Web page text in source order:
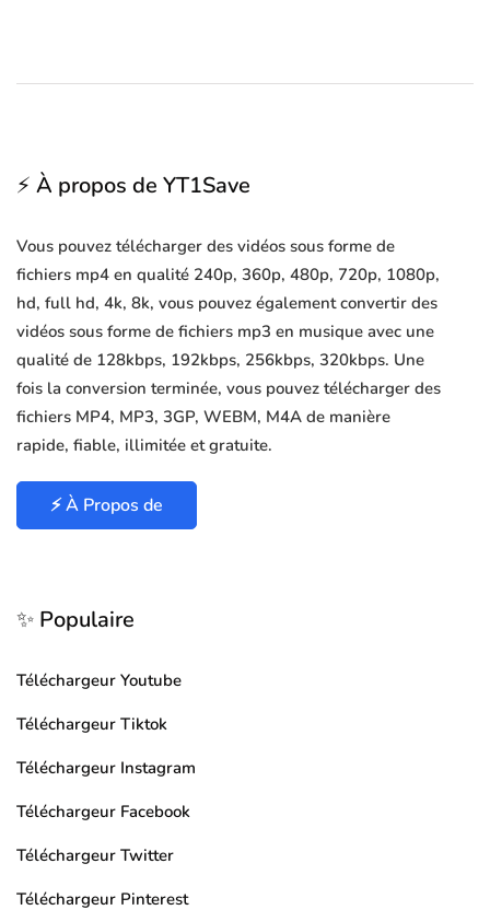
⚡ À propos de YT1Save
Vous pouvez télécharger des vidéos sous forme de
fichiers mp4 en qualité 240p, 360p, 480p, 720p, 1080p,
hd, full hd, 4k, 8k, vous pouvez également convertir des
vidéos sous forme de fichiers mp3 en musique avec une
qualité de 128kbps, 192kbps, 256kbps, 320kbps. Une
fois la conversion terminée, vous pouvez télécharger des
fichiers MP4, MP3, 3GP, WEBM, M4A de manière
rapide, fiable, illimitée et gratuite.
⚡ À Propos de
✨ Populaire
Téléchargeur Youtube
Téléchargeur Tiktok
Téléchargeur Instagram
Téléchargeur Facebook
Téléchargeur Twitter
Téléchargeur Pinterest